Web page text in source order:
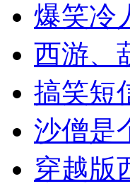
爆笑冷
西游、
搞笑短
沙僧是
穿越版